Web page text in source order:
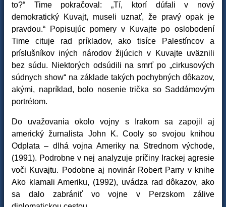
to?“ Time pokračoval: „Tí, ktorí dúfali v nový
demokratický Kuvajt, museli uznať, že pravý opak je
pravdou.“ Popisujúc pomery v Kuvajte po oslobodení
Time cituje rad príkladov, ako tisíce Palestíncov a
príslušníkov iných národov žijúcich v Kuvajte uväznili
bez súdu. Niektorých odsúdili na smrť po „cirkusových
súdnych show“ na základe takých pochybných dôkazov,
akými, napríklad, bolo nosenie trička so Saddámovým
portrétom.
Do uvažovania okolo vojny s Irakom sa zapojil aj
americký žurnalista John K. Cooly so svojou knihou
Odplata – dlhá vojna Ameriky na Strednom východe,
(1991). Podrobne v nej analyzuje príčiny Irackej agresie
voči Kuvajtu. Podobne aj novinár Robert Parry v knihe
Ako klamali Ameriku, (1992), uvádza rad dôkazov, ako
sa dalo zabrániť vo vojne v Perzskom zálive